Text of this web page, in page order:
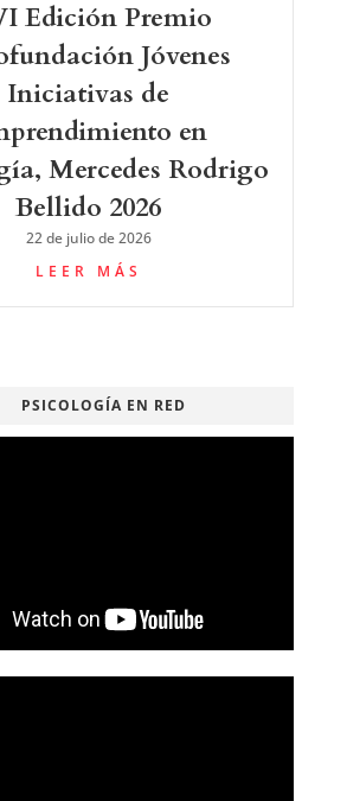
Edición Premio
Jóvenes
Iniciativas de
en
Mercedes Rodrigo
Bellido 2026
22 de julio de 2026
LEER MÁS
PSICOLOGÍA EN RED